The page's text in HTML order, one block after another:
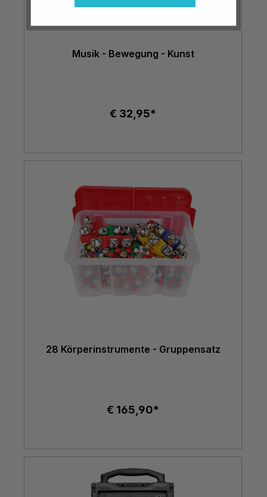
Musik - Bewegung - Kunst
€ 32,95*
28 Körperinstrumente - Gruppensatz
€ 165,90*